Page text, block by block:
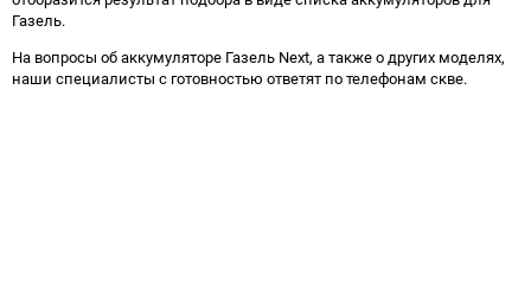
Газель.
На вопросы об аккумуляторе Газель Next, а также о других моделях,
наши специалисты с готовностью ответят по телефонам скве.